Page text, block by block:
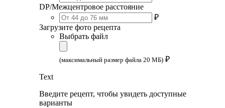
DP/Межцентровое расстояние
₽
Загрузите фото рецепта
Выбрать файл
(максимальный размер файла 20 МБ) ₽
Text
Введите рецепт, чтобы увидеть доступные
варианты